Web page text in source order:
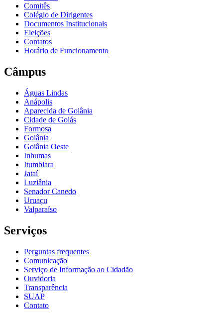
Comitês
Colégio de Dirigentes
Documentos Institucionais
Eleições
Contatos
Horário de Funcionamento
Câmpus
Águas Lindas
Anápolis
Aparecida de Goiânia
Cidade de Goiás
Formosa
Goiânia
Goiânia Oeste
Inhumas
Itumbiara
Jataí
Luziânia
Senador Canedo
Uruaçu
Valparaíso
Serviços
Perguntas frequentes
Comunicação
Serviço de Informação ao Cidadão
Ouvidoria
Transparência
SUAP
Contato